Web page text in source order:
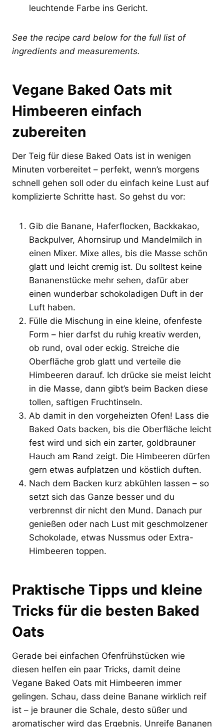
leuchtende Farbe ins Gericht.
See the recipe card below for the full list of
ingredients and measurements.
Vegane Baked Oats mit
Himbeeren einfach
zubereiten
Der Teig für diese Baked Oats ist in wenigen
Minuten vorbereitet – perfekt, wenn’s morgens
schnell gehen soll oder du einfach keine Lust auf
komplizierte Schritte hast. So gehst du vor:
Gib die Banane, Haferflocken, Backkakao,
Backpulver, Ahornsirup und Mandelmilch in
einen Mixer. Mixe alles, bis die Masse schön
glatt und leicht cremig ist. Du solltest keine
Bananenstücke mehr sehen, dafür aber
einen wunderbar schokoladigen Duft in der
Luft haben.
Fülle die Mischung in eine kleine, ofenfeste
Form – hier darfst du ruhig kreativ werden,
ob rund, oval oder eckig. Streiche die
Oberfläche grob glatt und verteile die
Himbeeren darauf. Ich drücke sie meist leicht
in die Masse, dann gibt’s beim Backen diese
tollen, saftigen Fruchtinseln.
Ab damit in den vorgeheizten Ofen! Lass die
Baked Oats backen, bis die Oberfläche leicht
fest wird und sich ein zarter, goldbrauner
Hauch am Rand zeigt. Die Himbeeren dürfen
gern etwas aufplatzen und köstlich duften.
Nach dem Backen kurz abkühlen lassen – so
setzt sich das Ganze besser und du
verbrennst dir nicht den Mund. Danach pur
genießen oder nach Lust mit geschmolzener
Schokolade, etwas Nussmus oder Extra-
Himbeeren toppen.
Praktische Tipps und kleine
Tricks für die besten Baked
Oats
Gerade bei einfachen Ofenfrühstücken wie
diesen helfen ein paar Tricks, damit deine
Vegane Baked Oats mit Himbeeren immer
gelingen. Schau, dass deine Banane wirklich reif
ist – je brauner die Schale, desto süßer und
aromatischer wird das Ergebnis. Unreife Bananen